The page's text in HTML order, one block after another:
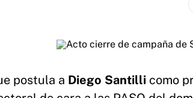
postula a Diego Santilli como